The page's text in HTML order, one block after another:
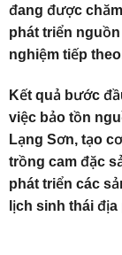
đang được
phát triển
nghiệm tiếp
Kết quả bước
việc bảo tồn
Lạng Sơn, tạo
trồng cam đặc
phát triển các
lịch sinh thái